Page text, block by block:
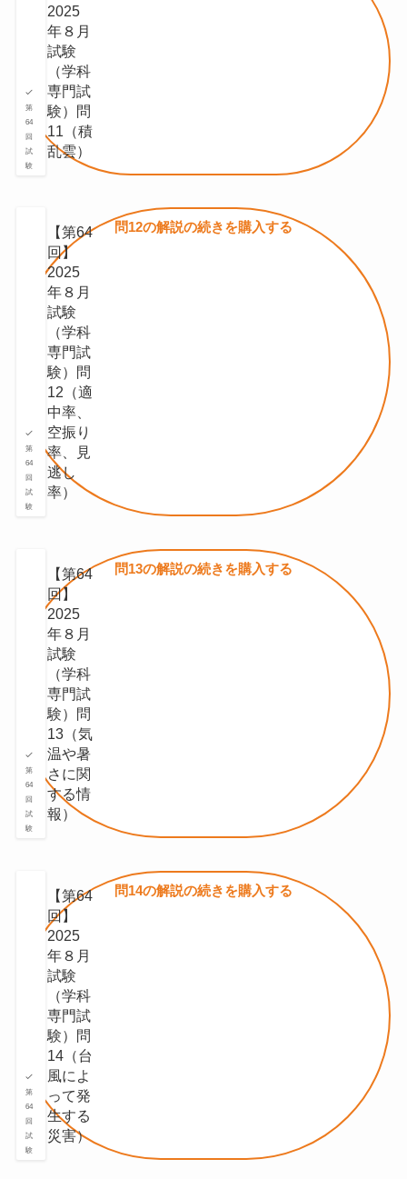
第
64
回
試
験
2025
年８月
試験
（学科
専門試
験）問
11（積
乱雲）
第
64
回
試
験
【第64
回】
2025
年８月
試験
（学科
専門試
験）問
12（適
中率、
空振り
率、見
逃し
率）
問12の解説の続きを購入する
第
64
回
試
験
【第64
回】
2025
年８月
試験
（学科
専門試
験）問
13（気
温や暑
さに関
する情
報）
問13の解説の続きを購入する
第
64
回
試
験
【第64
回】
2025
年８月
試験
（学科
専門試
験）問
14（台
⾵によ
って発
⽣する
災害）
問14の解説の続きを購入する